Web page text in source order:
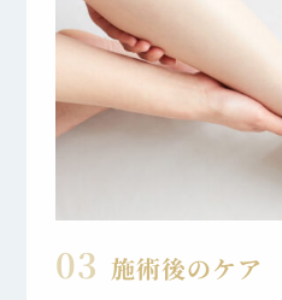
03 施術後のケア